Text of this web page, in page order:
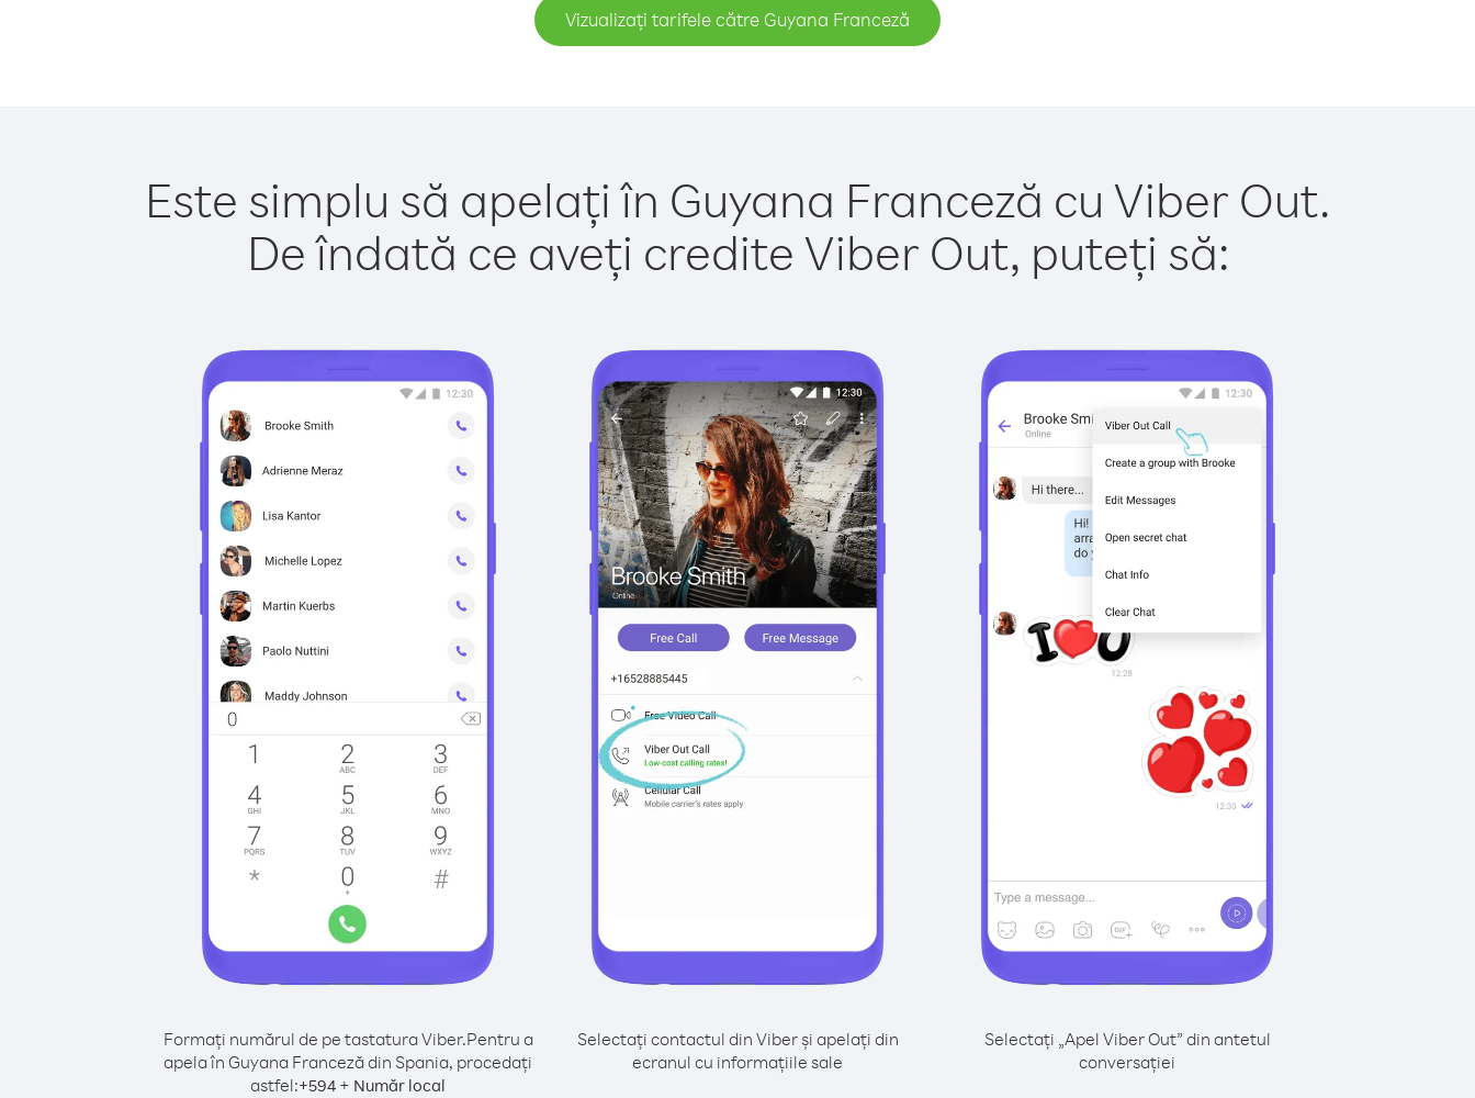
Vizualizați tarifele către Guyana Franceză
Este simplu să apelați în Guyana Franceză cu Viber Out.
De îndată ce aveți credite Viber Out, puteți să:
Formați numărul de pe tastatura Viber.Pentru a
apela în Guyana Franceză din Spania, procedați
astfel:+594 + Număr local
Selectați contactul din Viber și apelați din
ecranul cu informațiile sale
Selectați „Apel Viber Out” din antetul
conversației